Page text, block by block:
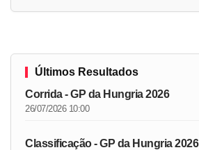
Últimos Resultados
Corrida - GP da Hungria 2026
26/07/2026 10:00
Classificação - GP da Hungria 2026